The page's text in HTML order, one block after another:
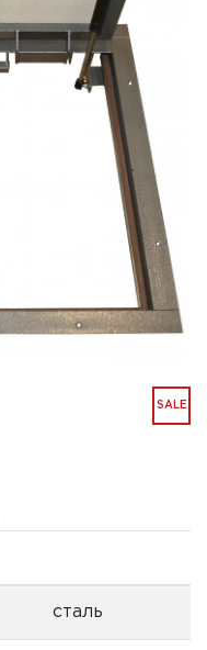
SALE
сталь